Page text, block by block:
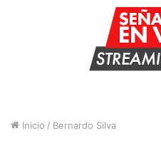
Inicio / Bernardo Silva